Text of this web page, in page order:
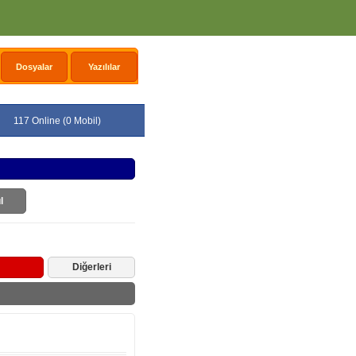
Dosyalar Yazılılar
117 Online (0 Mobil)
Diğerleri